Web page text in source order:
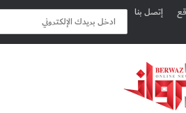
إتصل بنا